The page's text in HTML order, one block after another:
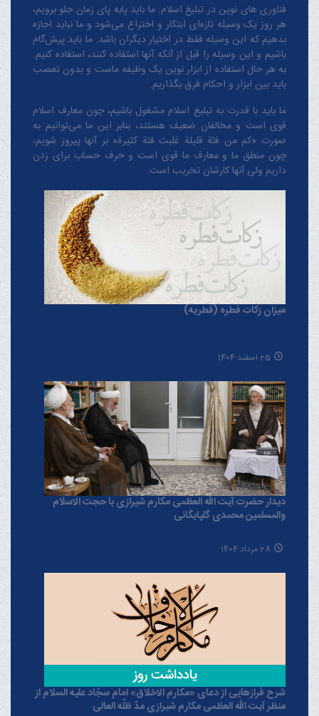
فناوری های نوین در تبلیغ اسلام: ما باید پابه پای زمان جلو برویم،
هر روز یک وسیله تازه‌ای ابتکار و اختراع می‌شود و ما نباید اجازه
بدهیم که این وسیله فقط در اختیار دیگران باشد. ما باید پیش‌گام
باشیم و این وسیله را قبل از آنکه آنها استفاده کنند، استفاده کنیم.
به هر حال استفاده از ابزار نوین یک وظیفه ماست و بدون تعصب
باید بین ابزار و احکام فرق بگذاریم.
ما باید با قدرت به تبلیغ اسلام مشغول باشیم، چون معارف اسلام
قوی است و مخالفان ضعیف هستند، بنابر این ما می‌توانیم به
صورت «کم من فئة قلیلة غلبت فئة کثیرة» بر آنها پیروز شویم،
چون منطق‌ ما و معارف ‌ما قوی است و حرف حساب برای زدن
داریم ولی آنها کارشان تخریب است.
میزان زکات فطره (فطریه)
25 اسفند 1404
دیدار حضرت آیت الله العظمی مکارم شیرازی با حجت الاسلام
والمسلمین محمدی گلپایگانی
28 مرداد 1404
شرح فرازهایی از دعای «مکارم الاخلاق» امام سجّاد علیه السلام از
منظر آیت الله العظمی مکارم شیرازی مدّ ظلّه العالی